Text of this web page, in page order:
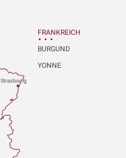
Strasbourg
FRANKREICH
BURGUND
YONNE